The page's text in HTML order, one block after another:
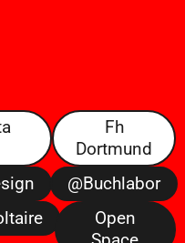
Fh
Dortmund
@buchlabor
Open